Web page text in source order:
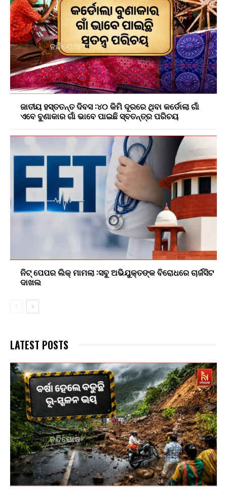
ଜାତୀୟ ହସ୍ତତନ୍ତ ଦିବସ :୪୦ କିମି ଦୂରରେ ଥିବା କର୍ଡୋଲା ଗାଁ
ଏବେ ବୁଣାକାର ଗାଁ ଭାବେ ପାଇଛି ସ୍ବତନ୍ତ୍ର ପରିଚୟ
ନିଟ୍ ପେପର ଲିକ୍ ମାମଲା :ସବୁ ଅଭିଯୁକ୍ତଙ୍କ ବିରୋଧରେ ଚାର୍ଜସିଟ
ଦାଖଲ
LATEST POSTS